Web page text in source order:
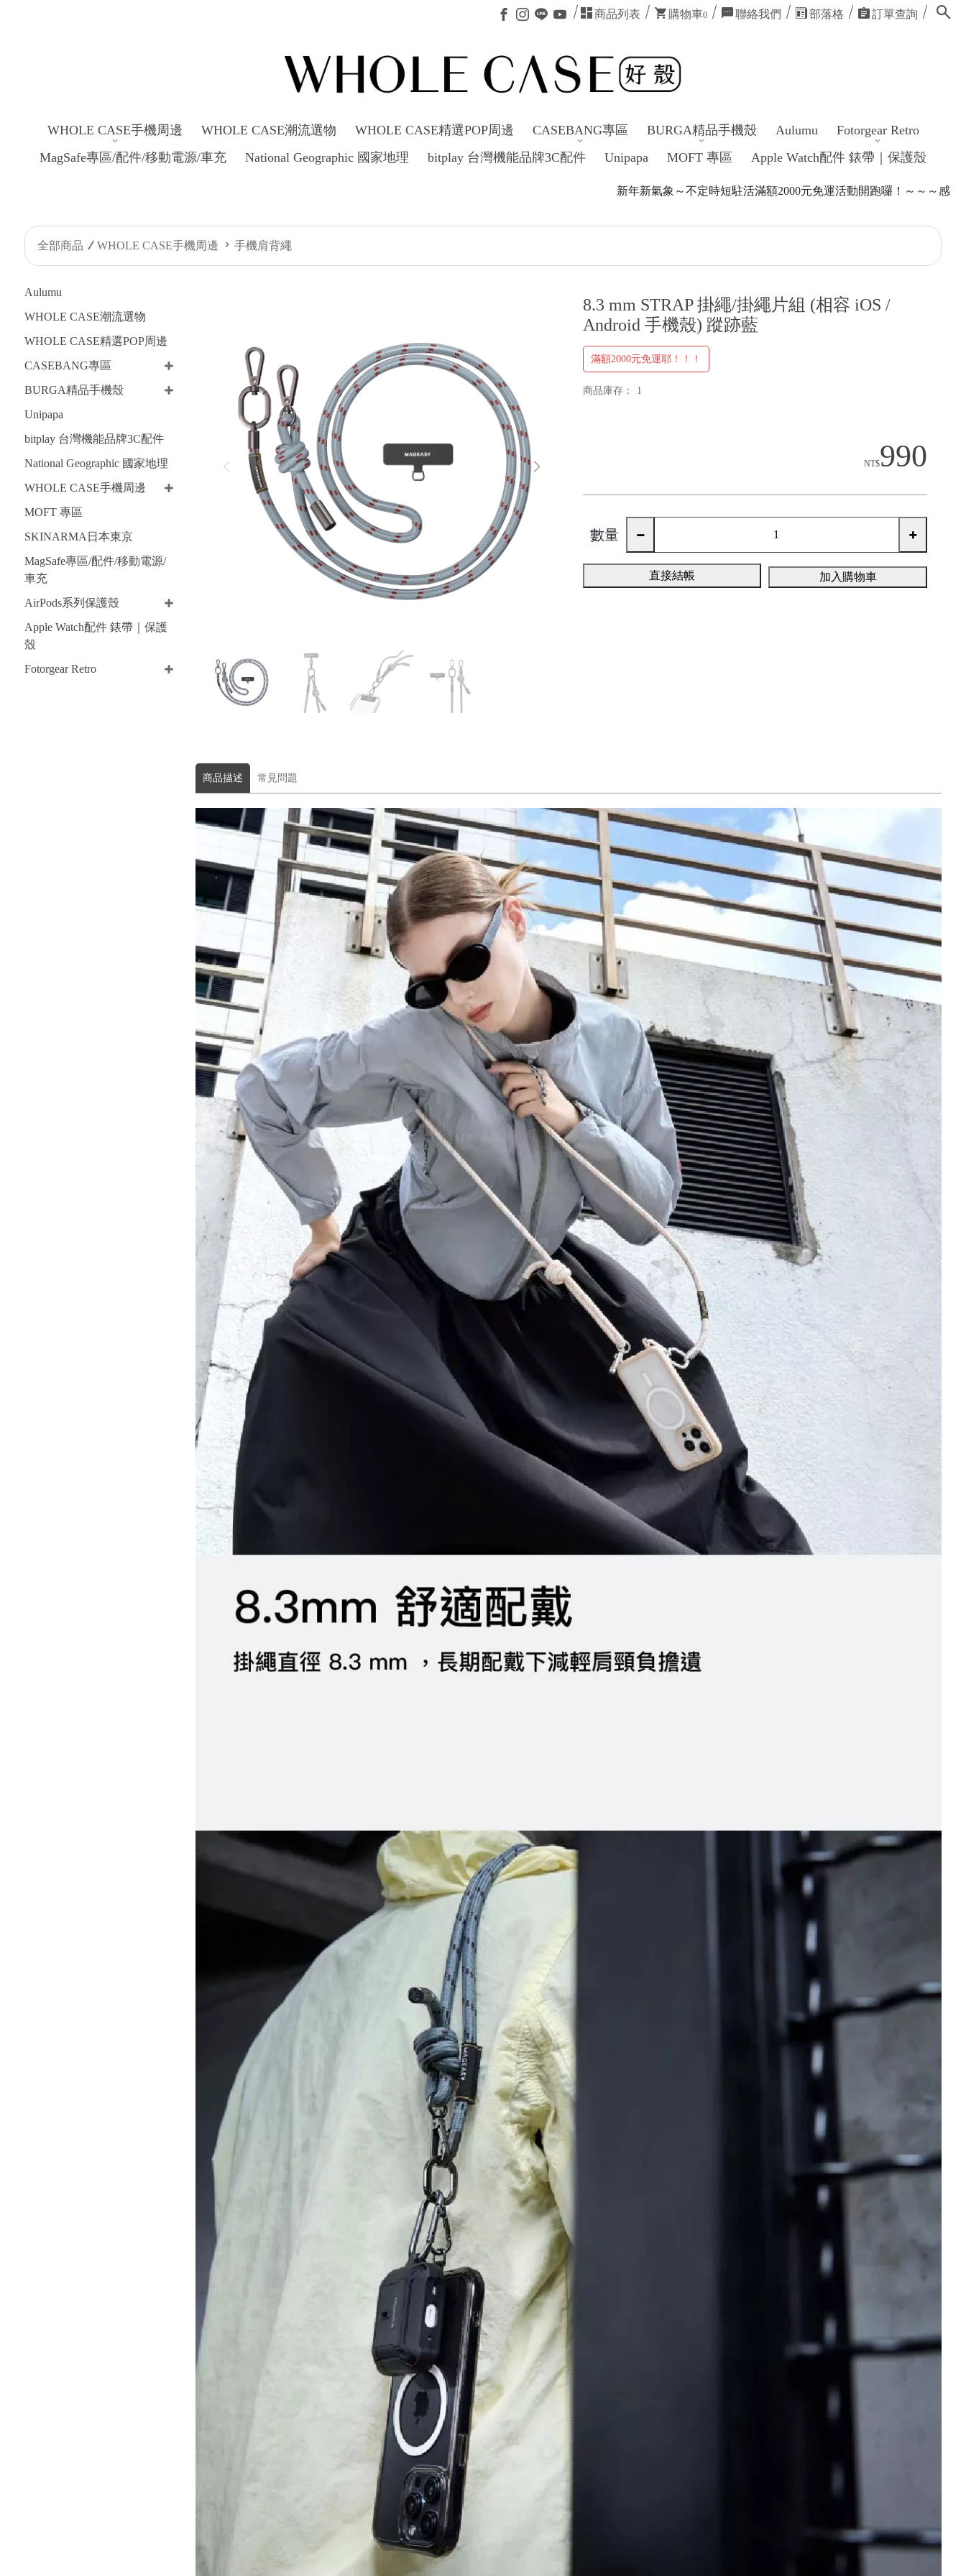
商品列表 購物車0 聯絡我們 部落格 訂單查詢
WHOLE CASE手機周邊 WHOLE CASE潮流選物 WHOLE CASE精選POP周邊 CASEBANG專區 BURGA精品手機殼 Aulumu
Fotorgear Retro
MagSafe專區/配件/移動電源/車充
National Geographic 國家地理 bitplay 台灣機能品牌3C配件 Unipapa MOFT 專區 Apple Watch配件 錶帶｜保護殼
新年新氣象～不定時短駐活滿額2000元免運活動開跑囉！～～～感謝各位的照顧😍
全部商品 WHOLE CASE手機周邊 手機肩背繩
Aulumu
WHOLE CASE潮流選物
WHOLE CASE精選POP周邊
CASEBANG專區
BURGA精品手機殼
Unipapa
bitplay 台灣機能品牌3C配件
National Geographic 國家地理
WHOLE CASE手機周邊
MOFT 專區
SKINARMA日本東京
MagSafe專區/配件/移動電源/
車充
AirPods系列保護殼
Apple Watch配件 錶帶｜保護
殼
Fotorgear Retro
8.3 mm STRAP 掛繩/掛繩片組 (相容 iOS /
Android 手機殼) 蹤跡藍
滿額2000元免運耶！！！
商品庫存： 1
NT$990
數量
直接結帳 加入購物車
商品描述 常見問題